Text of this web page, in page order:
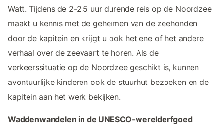
Watt. Tijdens de 2-2,5 uur durende reis op de Noordzee
maakt u kennis met de geheimen van de zeehonden
door de kapitein en krijgt u ook het ene of het andere
verhaal over de zeevaart te horen. Als de
verkeerssituatie op de Noordzee geschikt is, kunnen
avontuurlijke kinderen ook de stuurhut bezoeken en de
kapitein aan het werk bekijken.
Waddenwandelen in de UNESCO-werelderfgoed